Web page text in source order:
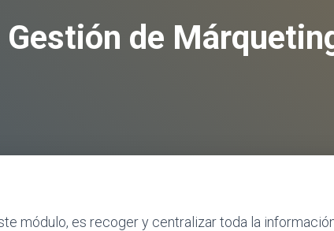
Gestión de
módulo, es recoger y centralizar toda la